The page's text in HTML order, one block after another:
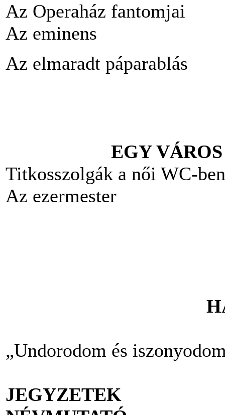
Az Operaház fantomjai
Az eminens
Az elmaradt páparablás
EGY
Titkosszolgák a női WC-ben
Az ezermester
„Undorodom és
JEGYZETEK